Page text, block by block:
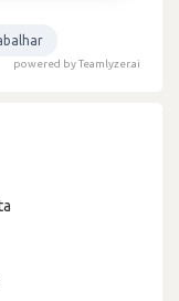
powered by Teamlyzer.ai